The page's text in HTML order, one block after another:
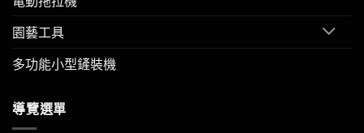
園藝工具
多功能小型鏟裝機
導覽選單